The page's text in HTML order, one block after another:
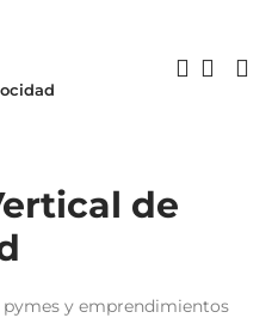
de
pymes y emprendimientos